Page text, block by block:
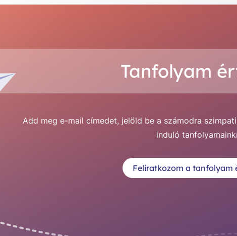
Tanfolyam
Add meg e-mail címedet, jelöld be a számodra
induló
Feliratkozom a tanfolyam